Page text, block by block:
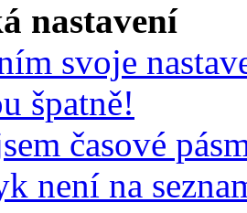
nastavení
svoje
špatně!
časové
není na